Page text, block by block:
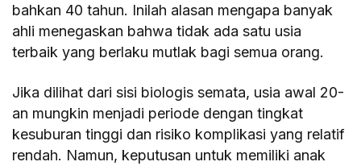
bahkan 40 tahun. Inilah alasan mengapa banyak
ahli menegaskan bahwa tidak ada satu usia
terbaik yang berlaku mutlak bagi semua orang.
Jika dilihat dari sisi biologis semata, usia awal 20-
an mungkin menjadi periode dengan tingkat
kesuburan tinggi dan risiko komplikasi yang relatif
rendah. Namun, keputusan untuk memiliki anak